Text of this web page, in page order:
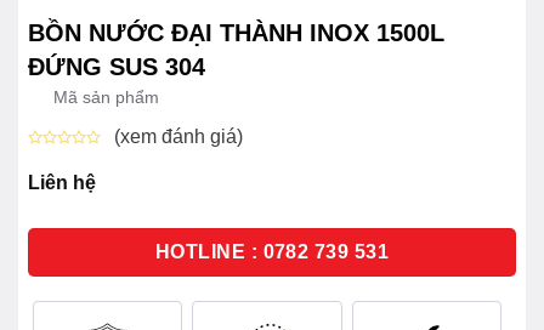
BỒN NƯỚC ĐẠI THÀNH INOX 1500L
ĐỨNG SUS 304
Mã sản phẩm
xếp
hạng
sao
(xem đánh giá)
Liên hệ
HOTLINE : 0782 739 531